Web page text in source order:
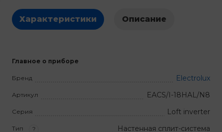
Характеристики Описание
Главное о приборе
Бренд Electrolux
Артикул EACS/I-18HAL/N8
Серия Loft inverter
Тип ? Настенная сплит-система